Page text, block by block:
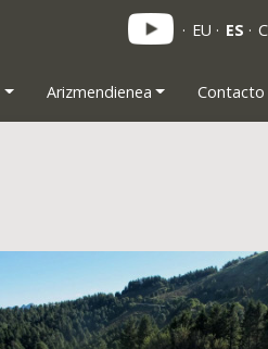
EU ES
Arizmendienea Contacto